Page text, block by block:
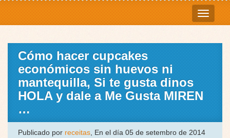
Cómo hacer cupcakes
económicos sin huevos ni
mantequilla, Si te gusta dinos
HOLA y dale a Me Gusta MIREN
…
Publicado por receitas, En el día 05 de setembro de 2014